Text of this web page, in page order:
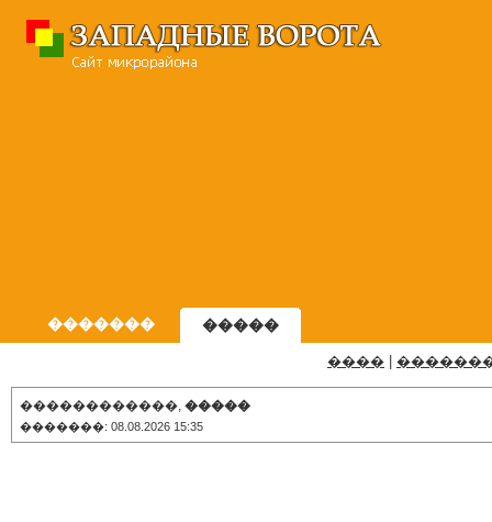
������� �����
����
������������, �����
�������: 08.08.2026 15:35